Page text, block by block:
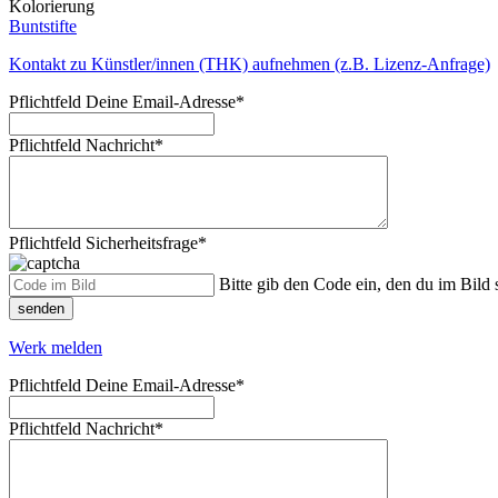
Kolorierung
Buntstifte
Kontakt zu Künstler/innen (THK) aufnehmen (z.B. Lizenz-Anfrage)
Pflichtfeld Deine Email-Adresse*
Pflichtfeld Nachricht*
Pflichtfeld Sicherheitsfrage*
Bitte gib den Code ein, den du im Bild
senden
Werk melden
Pflichtfeld Deine Email-Adresse*
Pflichtfeld Nachricht*